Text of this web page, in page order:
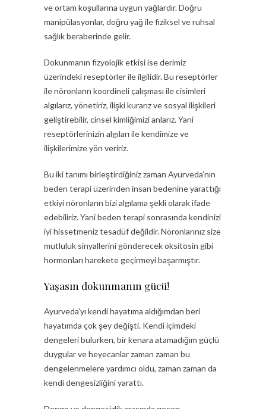
ve ortam koşullarına uygun yağlardır. Doğru
manipülasyonlar, doğru yağ ile fiziksel ve ruhsal
sağlık beraberinde gelir.
Dokunmanın fizyolojik etkisi ise derimiz
üzerindeki reseptörler ile ilgilidir. Bu reseptörler
ile nöronların koordineli çalışması ile cisimleri
algılarız, yönetiriz, ilişki kurarız ve sosyal ilişkileri
geliştirebilir, cinsel kimliğimizi anlarız. Yani
reseptörlerinizin algıları ile kendimize ve
ilişkilerimize yön veririz.
Bu iki tanımı birleştirdiğiniz zaman Ayurveda’nın
beden terapi üzerinden insan bedenine yarattığı
etkiyi nöronların bizi algılama şekli olarak ifade
edebiliriz. Yani beden terapi sonrasında kendinizi
iyi hissetmeniz tesadüf değildir. Nöronlarınız size
mutluluk sinyallerini gönderecek oksitosin gibi
hormonları harekete geçirmeyi başarmıştır.
Yaşasın dokunmanın gücü!
Ayurveda’yı kendi hayatıma aldığımdan beri
hayatımda çok şey değişti. Kendi içimdeki
dengeleri bulurken, bir kenara atamadığım güçlü
duygular ve heyecanlar zaman zaman bu
dengelenmelere yardımcı oldu, zaman zaman da
kendi dengesizliğini yarattı.